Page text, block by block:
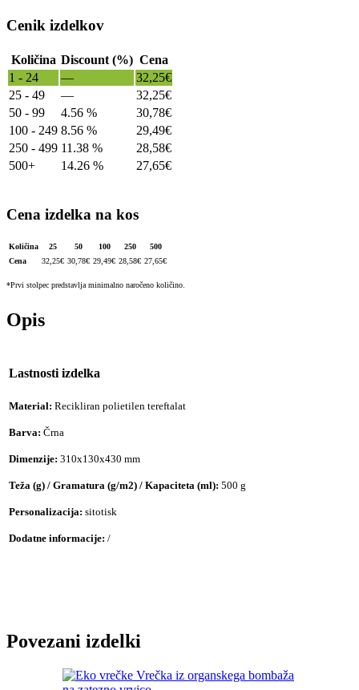
Cenik izdelkov
Količina Discount (%) Cena
1 - 24
— 32,25€
25 - 49
— 32,25€
50 - 99
4.56 % 30,78€
100 - 249 8.56 % 29,49€
250 - 499 11.38 % 28,58€
500+
14.26 % 27,65€
Cena izdelka na kos
Količina 25 50 100 250
500
Cena
32,25€ 30,78€ 29,49€ 28,58€ 27,65€
*Prvi stolpec predstavlja minimalno naročeno količino.
Opis
Lastnosti izdelka
Material: Recikliran polietilen tereftalat
Barva: Črna
Dimenzije: 310x130x430 mm
Teža (g) / Gramatura (g/m2) / Kapaciteta (ml): 500 g
Personalizacija: sitotisk
Dodatne informacije: /
Povezani izdelki